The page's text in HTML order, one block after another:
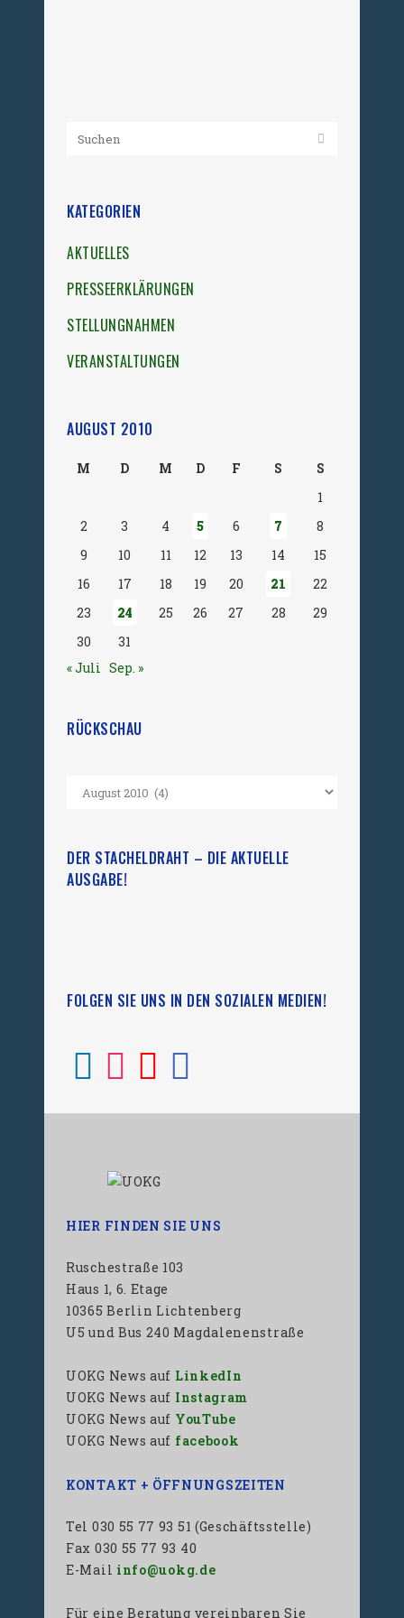
KATEGORIEN
AKTUELLES
PRESSEERKLÄRUNGEN
STELLUNGNAHMEN
VERANSTALTUNGEN
AUGUST 2010
M D M D F S
S
1
2
3 4 5 6 7
8
9
10 11 12 13 14
15
16
17 18 19 20 21
22
23
24 25 26 27 28
29
30
31
« Juli Sep. »
RÜCKSCHAU
DER STACHELDRAHT – DIE AKTUELLE
AUSGABE!
FOLGEN SIE UNS IN DEN SOZIALEN MEDIEN!
HIER FINDEN SIE UNS
Ruschestraße 103
Haus 1, 6. Etage
10365 Berlin Lichtenberg
U5 und Bus 240 Magdalenenstraße
UOKG News auf LinkedIn
UOKG News auf Instagram
UOKG News auf YouTube
UOKG News auf facebook
KONTAKT + ÖFFNUNGSZEITEN
Tel 030 55 77 93 51 (Geschäftsstelle)
Fax 030 55 77 93 40
E-Mail info@uokg.de
Für eine Beratung vereinbaren Sie